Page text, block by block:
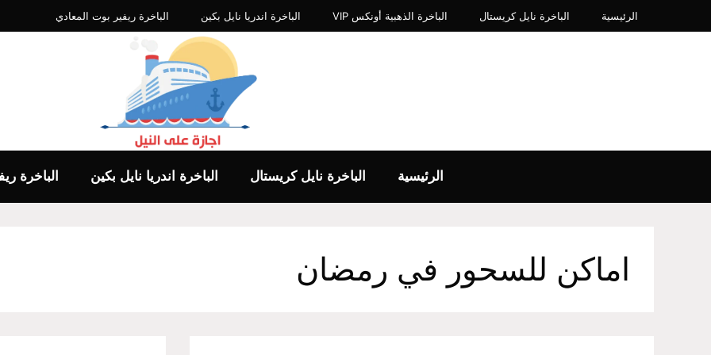
إلى
الرئيسية الباخرة نايل كريستال الباخرة الذهبية أونكس VIP​ الباخرة اندريا نايل بكين الباخرة ريفير بوت المعادي
الرئيسية الباخرة نايل كريستال الباخرة اندريا نايل بكين الباخرة
اماكن للسحور في رمضان